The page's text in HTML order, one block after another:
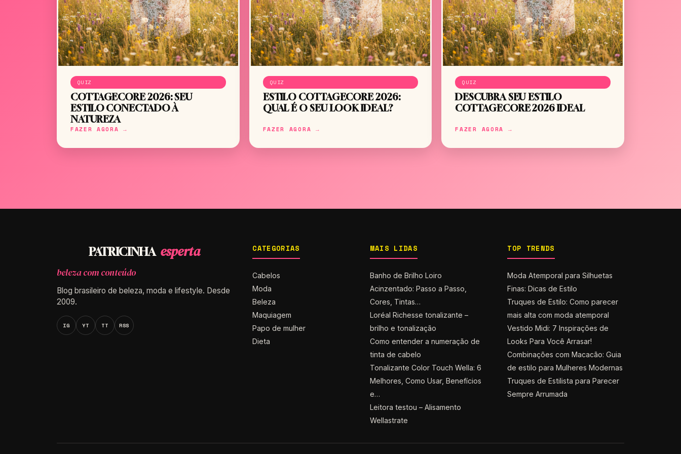
QUIZ
COTTAGECORE 2026: SEU
ESTILO CONECTADO À
NATUREZA
FAZER AGORA →
QUIZ
ESTILO COTTAGECORE 2026:
QUAL É O SEU LOOK IDEAL?
FAZER AGORA →
QUIZ
DESCUBRA SEU ESTILO
COTTAGECORE 2026 IDEAL
FAZER AGORA →
PATRICINHA esperta
beleza com conteúdo
Blog brasileiro de beleza, moda e lifestyle. Desde
2009.
IG YT TT RSS
CATEGORIAS
Cabelos
Moda
Beleza
Maquiagem
Papo de mulher
Dieta
MAIS LIDAS
Banho de Brilho Loiro
Acinzentado: Passo a Passo,
Cores, Tintas…
Loréal Richesse tonalizante –
brilho e tonalização
Como entender a numeração de
tinta de cabelo
Tonalizante Color Touch Wella: 6
Melhores, Como Usar, Benefícios
e…
Leitora testou – Alisamento
Wellastrate
TOP TRENDS
Moda Atemporal para Silhuetas
Finas: Dicas de Estilo
Truques de Estilo: Como parecer
mais alta com moda atemporal
Vestido Midi: 7 Inspirações de
Looks Para Você Arrasar!
Combinações com Macacão: Guia
de estilo para Mulheres Modernas
Truques de Estilista para Parecer
Sempre Arrumada